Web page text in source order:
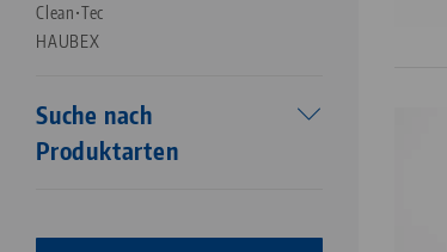
Clean•Tec
HAUBEX
Suche nach
Produktarten
Prägebacken